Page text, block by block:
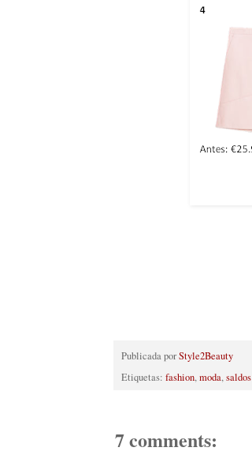
Publicada porStyle2Beauty
Etiquetas: fashion,moda,saldos
7 comments: